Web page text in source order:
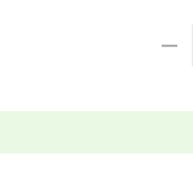
—